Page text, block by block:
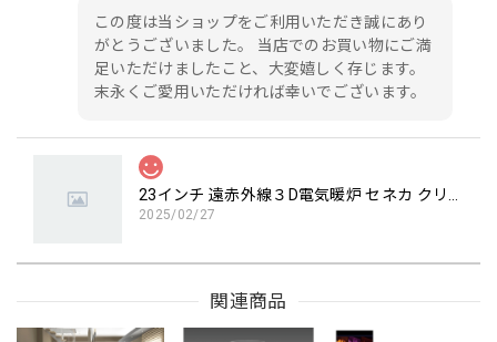
この度は当ショップをご利用いただき誠にあり
がとうございました。 当店でのお買い物にご満
足いただけましたこと、大変嬉しく存じます。
末永くご愛用いただければ幸いでございます。
2025/02/27
イドグランデ を購入しましたが、品質とデザインの両方に
関連商品